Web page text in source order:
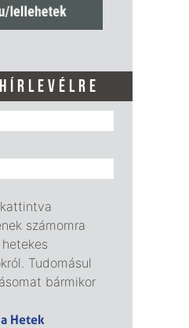
számomra
Tudomásul
bármikor
Hetek